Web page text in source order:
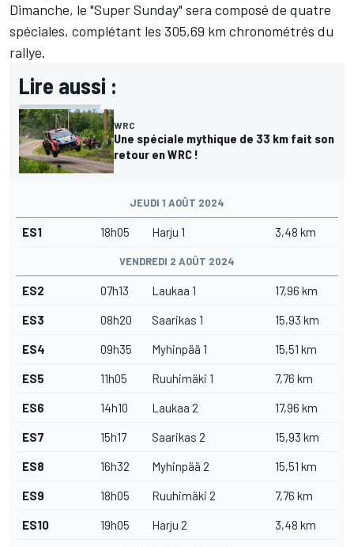
Dimanche, le "Super Sunday" sera composé de quatre
spéciales, complétant les 305,69 km chronométrés du
rallye.
Lire aussi :
WRC
Une spéciale mythique de 33 km fait son
retour en WRC !
JEUDI 1 AOÛT 2024
ES1 18h05 Harju 1 3,48 km
VENDREDI 2 AOÛT 2024
ES2 07h13 Laukaa 1 17,96 km
ES3 08h20 Saarikas 1 15,93 km
ES4 09h35 Myhinpää 1 15,51 km
ES5 11h05 Ruuhimäki 1 7,76 km
ES6 14h10 Laukaa 2 17,96 km
ES7 15h17 Saarikas 2 15,93 km
ES8 16h32 Myhinpää 2 15,51 km
ES9 18h05 Ruuhimäki 2 7,76 km
ES10 19h05 Harju 2 3,48 km